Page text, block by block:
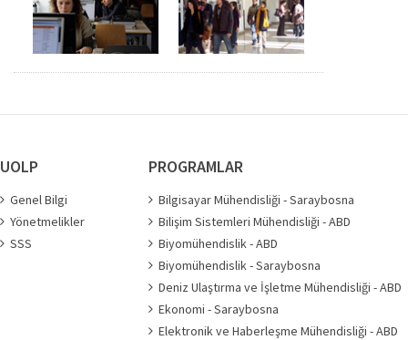
UOLP
Genel Bilgi
Yönetmelikler
SSS
PROGRAMLAR
Bilgisayar Mühendisliği - Saraybosna
Bilişim Sistemleri Mühendisliği - ABD
Biyomühendislik - ABD
Biyomühendislik - Saraybosna
Deniz Ulaştırma ve İşletme Mühendisliği - ABD
Ekonomi - Saraybosna
Elektronik ve Haberleşme Mühendisliği - ABD